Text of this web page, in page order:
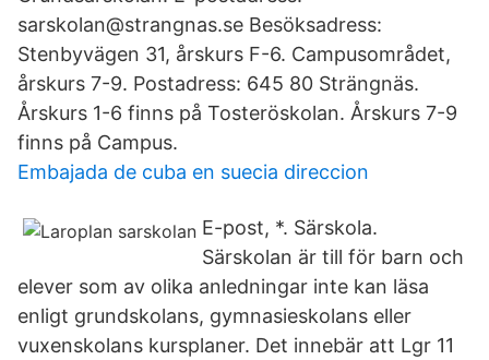
sarskolan@strangnas.se Besöksadress:
Stenbyvägen 31, årskurs F-6. Campusområdet,
årskurs 7-9. Postadress: 645 80 Strängnäs.
Årskurs 1-6 finns på Tosteröskolan. Årskurs 7-9
finns på Campus.
Embajada de cuba en suecia direccion
E-post, *. Särskola.
Särskolan är till för barn och
elever som av olika anledningar inte kan läsa
enligt grundskolans, gymnasieskolans eller
vuxenskolans kursplaner. Det innebär att Lgr 11